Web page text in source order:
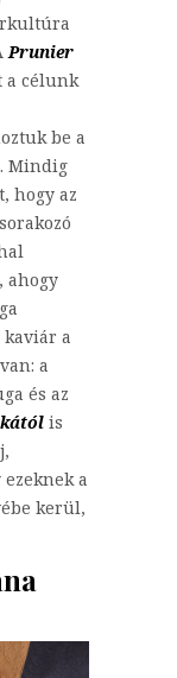
Prunier
a célunk
be a
Mindig
hogy az
ahogy
a
a
és az
is
a
kerül,